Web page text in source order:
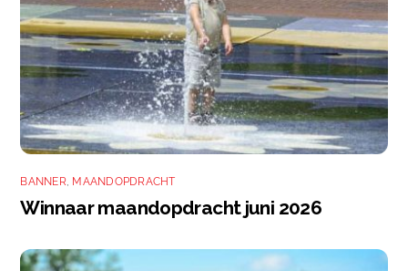
BANNER, MAANDOPDRACHT
Winnaar maandopdracht juni 2026